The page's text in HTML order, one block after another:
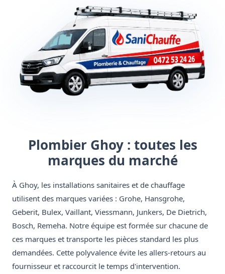
Plombier Ghoy : toutes les
marques du marché
À Ghoy, les installations sanitaires et de chauffage
utilisent des marques variées : Grohe, Hansgrohe,
Geberit, Bulex, Vaillant, Viessmann, Junkers, De Dietrich,
Bosch, Remeha. Notre équipe est formée sur chacune de
ces marques et transporte les pièces standard les plus
demandées. Cette polyvalence évite les allers-retours au
fournisseur et raccourcit le temps d'intervention.